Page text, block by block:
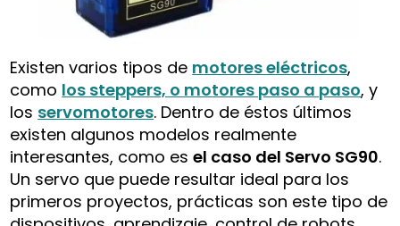
Existen varios tipos de motores eléctricos,
como los steppers, o motores paso a paso, y
los servomotores. Dentro de éstos últimos
existen algunos modelos realmente
interesantes, como esel caso del Servo SG90.
Un servo que puede resultar ideal para los
primeros proyectos, prácticas son este tipo de